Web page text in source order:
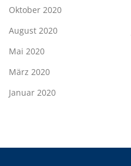
Oktober 2020
August 2020
Mai 2020
März 2020
Januar 2020